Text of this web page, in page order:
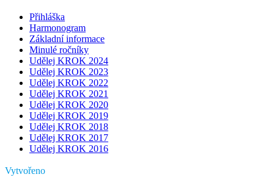
Přihláška
Harmonogram
Základní informace
Minulé ročníky
Udělej KROK 2024
Udělej KROK 2023
Udělej KROK 2022
Udělej KROK 2021
Udělej KROK 2020
Udělej KROK 2019
Udělej KROK 2018
Udělej KROK 2017
Udělej KROK 2016
Vytvořeno